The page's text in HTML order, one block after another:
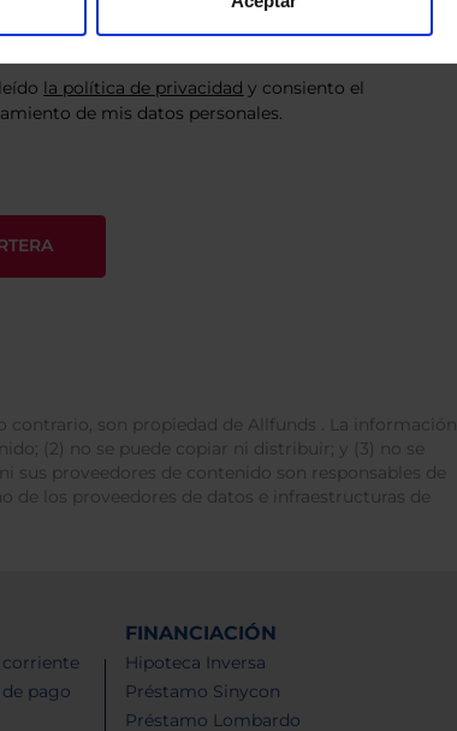
la política de privacidad y consiento el
de mis datos personales.
contrario, son propiedad de Allfunds . La información
(2) no se puede copiar ni distribuir; y (3) no se
sus proveedores de contenido son responsables de
de los proveedores de datos e infraestructuras de
corriente
pago
FINANCIACIÓN
Hipoteca Inversa
Préstamo Sinycon
Préstamo Lombardo